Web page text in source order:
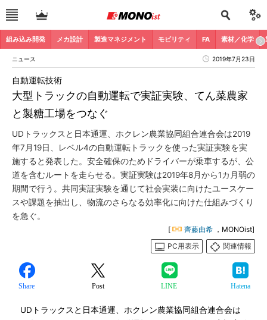
組み込み開発 メカ設計 製造マネジメント モビリティ FA 素材／化学
ニュース 2019年7月23日
大型トラックの自動運転で実証実験、てん菜農家
と製糖工場をつなぐ
自動運転技術
UDトラックスと日本通運、ホクレン農業協同組合連合会は2019
年7月19日、レベル4の自動運転トラックを使った実証実験を実
施すると発表した。安全確保のためドライバーが乗車するが、公
道を含むルートを走らせる。実証実験は2019年8月から1カ月弱の
期間で行う。共同実証実験を通じて社会実装に向けたユースケー
スや課題を抽出し、物流のさらなる効率化に向けた仕組みづくり
を急ぐ。
[ 齊藤由希 ，MONOist]
PC用表示
関連情報
Share Post LINE Hatena
UDトラックスと日本通運、ホクレン農業協同組合連合会は